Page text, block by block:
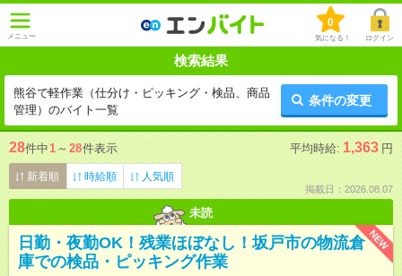
メニュー
0
気になる！ ログイン
検索結果
熊谷で軽作業（仕分け・ピッキング・検品、商品
管理）のバイト一覧
条件の変更
28件中1 ～ 28件表示 平均時給: 1,363 円
新着順 時給順 人気順
掲載日：2026.08.07
未読
NEW
日勤・夜勤OK！残業ほぼなし！坂戸市の物流倉
庫での検品・ピッキング作業